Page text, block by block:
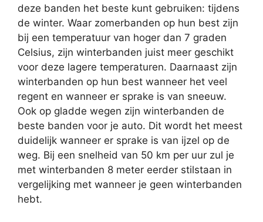
deze banden het beste kunt gebruiken: tijdens
de winter. Waar zomerbanden op hun best zijn
bij een temperatuur van hoger dan 7 graden
Celsius, zijn winterbanden juist meer geschikt
voor deze lagere temperaturen. Daarnaast zijn
winterbanden op hun best wanneer het veel
regent en wanneer er sprake is van sneeuw.
Ook op gladde wegen zijn winterbanden de
beste banden voor je auto. Dit wordt het meest
duidelijk wanneer er sprake is van ijzel op de
weg. Bij een snelheid van 50 km per uur zul je
met winterbanden 8 meter eerder stilstaan in
vergelijking met wanneer je geen winterbanden
hebt.